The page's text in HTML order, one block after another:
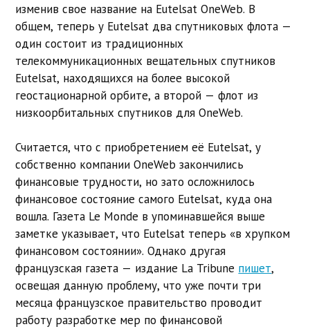
изменив свое название на Eutelsat OneWeb. В
общем, теперь у Eutelsat два спутниковых флота —
один состоит из традиционных
телекоммуникационных вещательных спутников
Eutelsat, находящихся на более высокой
геостационарной орбите, а второй — флот из
низкоорбитальных спутников для OneWeb.
Считается, что с приобретением её Eutelsat, у
собственно компании OneWeb закончились
финансовые трудности, но зато осложнилось
финансовое состояние самого Eutelsat, куда она
вошла. Газета Le Monde в упоминавшейся выше
заметке указывает, что Eutelsat теперь «в хрупком
финансовом состоянии». Однако другая
французская газета — издание La Tribune пишет,
освещая данную проблему, что уже почти три
месяца французское правительство проводит
работу разработке мер по финансовой